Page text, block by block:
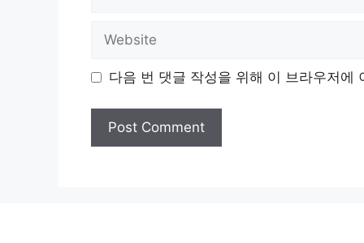
Website
다음 번 댓글 작성을 위해 이 브라우저에